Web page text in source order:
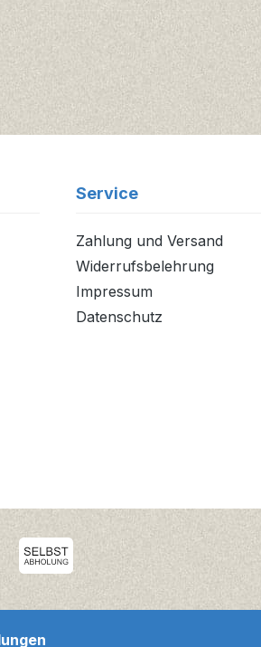
Service
Zahlung und Versand
Widerrufsbelehrung
Impressum
Datenschutz